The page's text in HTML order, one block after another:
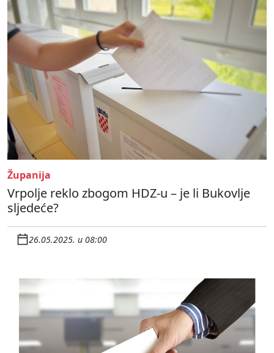
Županija
Vrpolje reklo zbogom HDZ-u – je li Bukovlje
sljedeće?
26.05.2025. u 08:00